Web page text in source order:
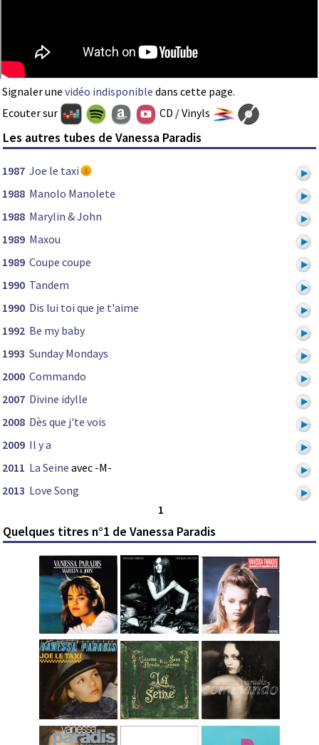
Signaler une vidéo indisponible dans cette page.
Ecouter sur
CD / Vinyls
Les autres tubes de Vanessa Paradis
1987 Joe le taxi
1988 Manolo Manolete
1988 Marylin & John
1989 Maxou
1989 Coupe coupe
1990 Tandem
1990 Dis lui toi que je t'aime
1992 Be my baby
1993 Sunday Mondays
2000 Commando
2007 Divine idylle
2008 Dès que j'te vois
2009 Il y a
2011 La Seine avec -M-
2013 Love Song
1
Quelques titres n°1 de Vanessa Paradis